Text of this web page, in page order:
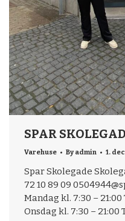
SPAR
Varehuse Byadmin 1.
Spar Skolegade
72 10 89 09
Mandag kl. 7:30 –
Onsdag kl. 7:30 – 21:00